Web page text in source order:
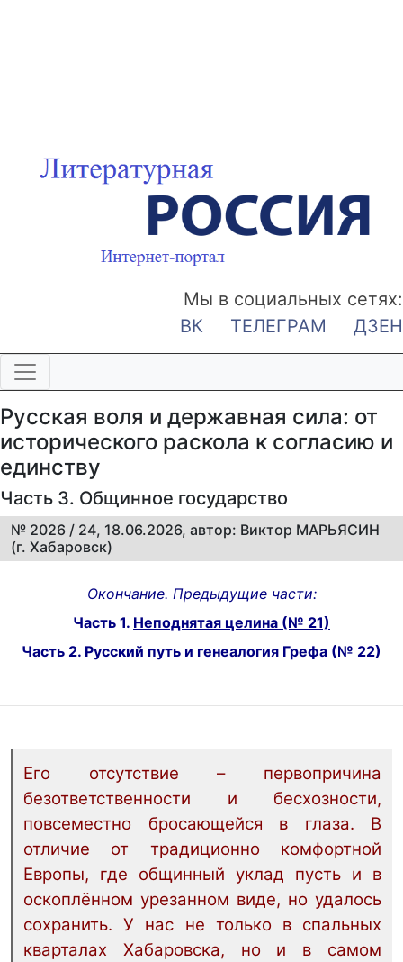
Мы в социальных сетях:
ВК
ТЕЛЕГРАМ ДЗЕН
Русская воля и державная сила: от
исторического раскола к согласию и
единству
Часть 3. Общинное государство
№ 2026 / 24, 18.06.2026, автор: Виктор МАРЬЯСИН
(г. Хабаровск)
Окончание. Предыдущие части:
Часть 1. Неподнятая целина (№ 21)
Часть 2. Русский путь и генеалогия Грефа (№ 22)
Его отсутствие – первопричина
безответственности и бесхозности,
повсеместно бросающейся в глаза. В
отличие от традиционно комфортной
Европы, где общинный уклад пусть и в
оскоплённом урезанном виде, но удалось
сохранить. У нас не только в спальных
кварталах Хабаровска, но и в самом